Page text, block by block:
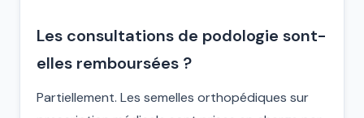
Les consultations de podologie sont-
elles remboursées ?
Partiellement. Les semelles orthopédiques sur